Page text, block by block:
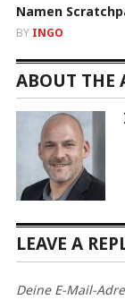
Namen
BY INGO
ABOUT THE
LEAVE A
Deine E-Mail-